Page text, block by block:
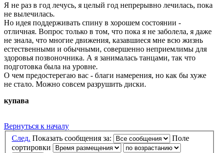
Я не раз в год лечусь, я целый год непрерывно лечилась, пока
не вылечилась.
Но идея поддерживать спину в хорошем состоянии -
отличная. Вопрос только в том, что пока я не заболела, я даже
не знала, что многие движения, казавшиеся мне всю жизнь
естественными и обычными, совершенно неприемлимы для
здоровья позвоночника. А я занималась танцами, так что
подготовка была на уровне.
О чем предостерегаю вас - благи намерения, но как бы хуже
не стало. Можно совсем разрушить диски.
купава
Вернуться к началу
След. Показать сообщения за:
Поле
сортировки